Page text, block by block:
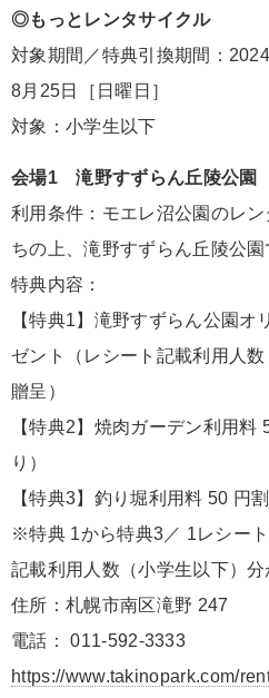
◎もっとレンタサイクル
対象期間／特典引換期間：
8月25日［日曜日］
対象：小学生以下
会場1 滝野すずらん丘陵公園
利用条件：モエレ沼公園のレ
ちの上、滝野すずらん丘陵公
特典内容：
【特典1】滝野すずらん公園オ
ゼント（レシート記載利用人
贈呈）
【特典2】焼肉ガーデン利用料
り）
【特典3】釣り堀利用料 50 円割
※特典 1から特典3／ 1レシー
記載利用人数（小学生以下）分
住所：札幌市南区滝野 247
電話： 011-592-3333
https://www.takinopark.com/